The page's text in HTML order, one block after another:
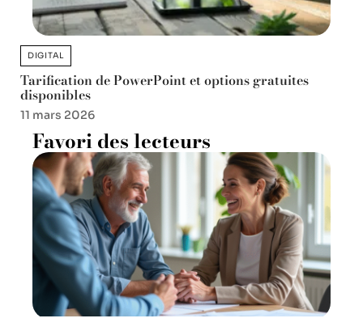
DIGITAL
Tarification de PowerPoint et options gratuites
disponibles
11 mars 2026
Favori des lecteurs